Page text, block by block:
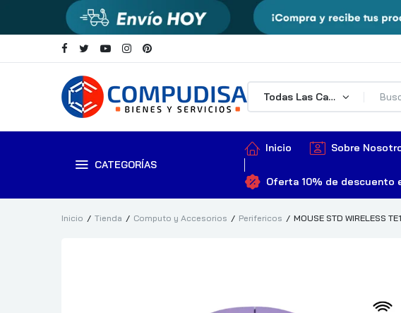
Todas Las Categorías
CATEGORÍAS
Inicio Sobre
Oferta 10% de descuento
Inicio Tienda Computo y Accesorios Perifericos MOUSE STD WIRELESS